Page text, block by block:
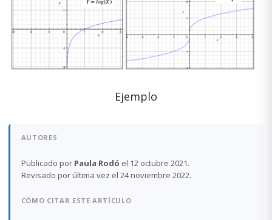
Ejemplo
AUTORES
Publicado por Paula Rodó el 12 octubre 2021.
Revisado por última vez el 24 noviembre 2022.
CÓMO CITAR ESTE ARTÍCULO